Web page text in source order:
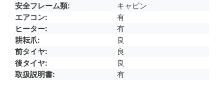
安全フレーム類
キャビン
エアコン
有
ヒーター
有
耕耘爪
良
前タイヤ
良
後タイヤ
良
取扱説明書
有